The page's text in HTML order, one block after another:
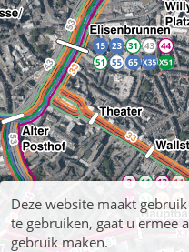
Deze website maakt
te gebruiken, gaat u ermee
gebruik maken.